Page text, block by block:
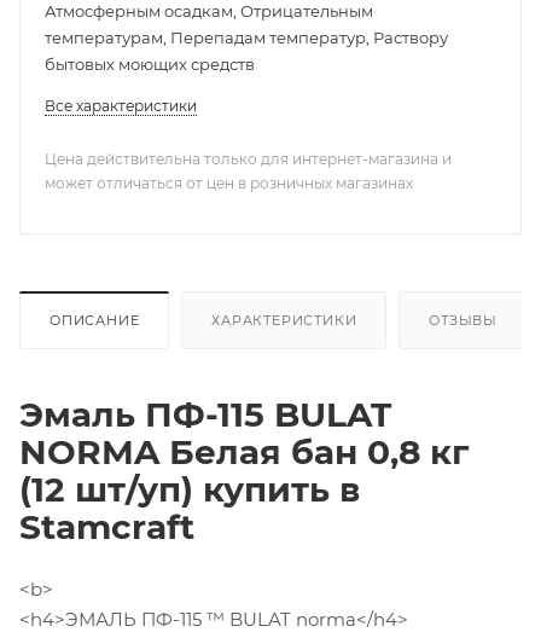
Атмосферным осадкам, Отрицательным
температурам, Перепадам температур, Раствору
бытовых моющих средств
Все характеристики
Цена действительна только для интернет-магазина и
может отличаться от цен в розничных магазинах
ОПИСАНИЕ ХАРАКТЕРИСТИКИ ОТЗЫВЫ
Эмаль ПФ-115 BULAT
NORMA Белая бан 0,8 кг
(12 шт/уп) купить в
Stamcraft
<b>
<h4>ЭМАЛЬ ПФ-115 ™ BULAT norma</h4>